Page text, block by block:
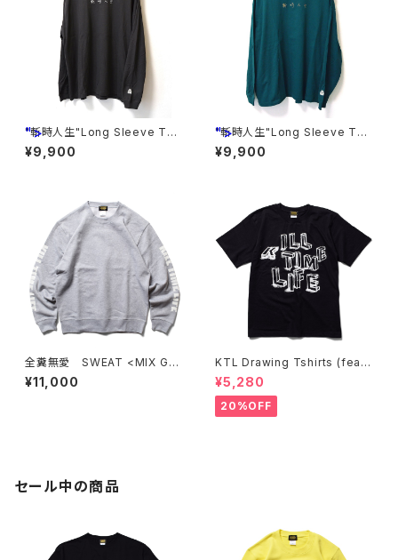
">
"斬時人生"Long Sleeve Tsh
irts <GRAY>
¥9,900
">
"斬時人生"Long Sleeve Tsh
irts <GREEN>
¥9,900
全糞無愛 SWEAT <MIX GR
AY>
¥11,000
KTL Drawing Tshirts (feat.
A&A PRINTING) <BLACK>
¥5,280
20%OFF
セール中の商品